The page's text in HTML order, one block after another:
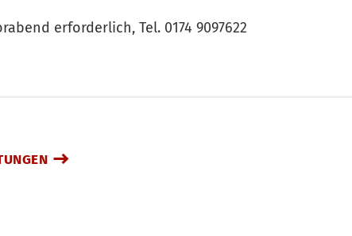
erforderlich, Tel. 0174 9097622